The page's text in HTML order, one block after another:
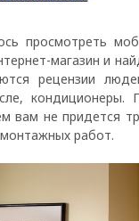
просмотреть
магазин и
рецензии
кондиционеры.
вам не придется
работ.